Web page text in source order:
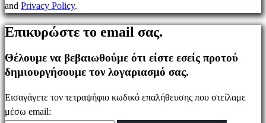
Λογαριασμός
Εγγραφείτε
Σύνδεση
τον
κωδικό
and Privacy Policy.
Επικυρώστε το email σας.
Θέλουμε να βεβαιωθούμε ότι είστε εσείς προτού
δημιουργήσουμε τον λογαριασμό σας.
Εισαγάγετε τον τετραψήφιο κωδικό επαλήθευσης που στείλαμε
μέσω email: